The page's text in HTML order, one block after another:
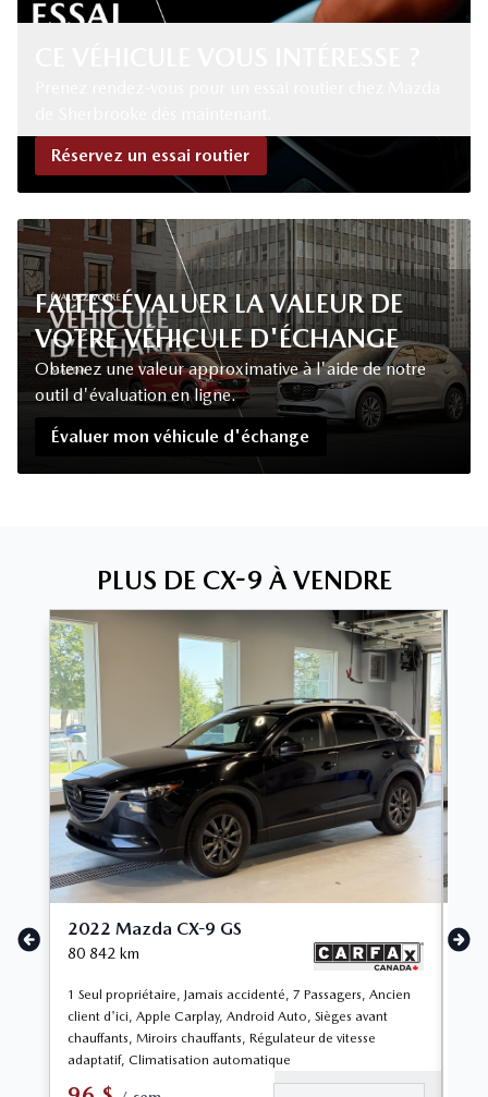
Réservez un essai routier
FAITES ÉVALUER LA VALEUR DE
VOTRE VÉHICULE D'ÉCHANGE
Obtenez une valeur approximative à l'aide de notre
outil d'évaluation en ligne.
Évaluer mon véhicule d'échange
PLUS DE CX-9 À VENDRE
2022 Mazda CX-9 GS
80 842 km
1 Seul propriétaire, Jamais accidenté, 7 Passagers, Ancien
client d'ici, Apple Carplay, Android Auto, Sièges avant
chauffants, Miroirs chauffants, Régulateur de vitesse
adaptatif, Climatisation automatique
48